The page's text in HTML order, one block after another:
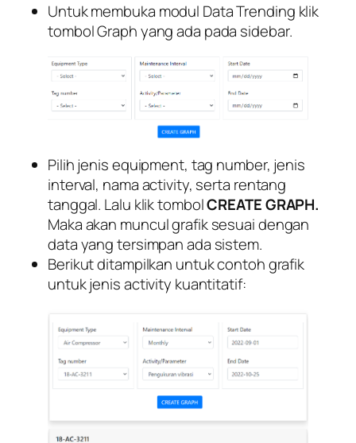
Untuk membuka modul Data Trending klik
tombol Graph yang ada pada sidebar.
Pilih jenis equipment, tag number, jenis
interval, nama activity, serta rentang
tanggal. Lalu klik tombolCREATE GRAPH.
Maka akan muncul grafik sesuai dengan
data yang tersimpan ada sistem.
Berikut ditampilkan untuk contoh grafik
untuk jenis activity kuantitatif: